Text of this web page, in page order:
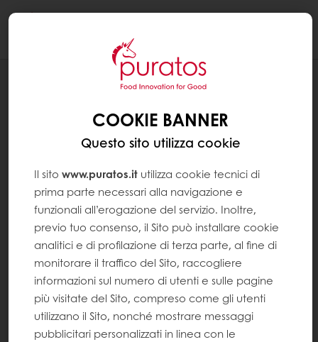
DIFFERENTI TIPOLOGIE
COOKIE BANNER
Questo sito utilizza cookie
Il sito www.puratos.it utilizza cookie tecnici di
prima parte necessari alla navigazione e
funzionali all’erogazione del servizio. Inoltre,
previo tuo consenso, il Sito può installare cookie
analitici e di profilazione di terza parte, al fine di
monitorare il traffico del Sito, raccogliere
informazioni sul numero di utenti e sulle pagine
più visitate del Sito, compreso come gli utenti
utilizzano il Sito, nonché mostrare messaggi
pubblicitari personalizzati in linea con le